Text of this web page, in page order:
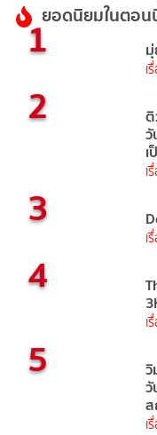
ยอดนิยมในตอ
1
เ
2
เ
3
เ
4
เ
5
เ